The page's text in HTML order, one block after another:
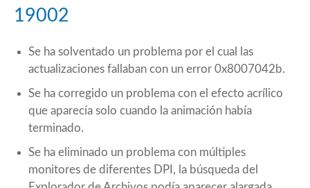
19002
Se ha solventado un problema por el cual las
actualizaciones fallaban con un error 0x8007042b.
Se ha corregido un problema con el efecto acrílico
que aparecía solo cuando la animación había
terminado.
Se ha eliminado un problema con múltiples
monitores de diferentes DPI, la búsqueda del